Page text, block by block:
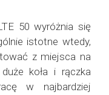
50 wyróżnia się
istotne wtedy,
z miejsca na
koła i rączka
w najbardziej